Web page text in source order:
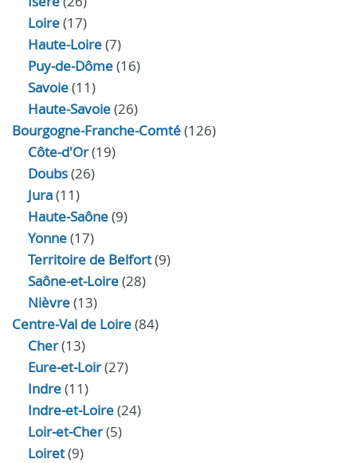
Loire(17)
Haute-Loire(7)
Puy-de-Dôme(16)
Savoie(11)
Haute-Savoie(26)
Bourgogne-Franche-Comté(126)
Côte-d'Or(19)
Doubs(26)
Jura(11)
Haute‑Saône(9)
Yonne(17)
Territoire de Belfort(9)
Saône-et-Loire(28)
Nièvre(13)
Centre-Val de Loire(84)
Cher(13)
Eure‑et‑Loir(27)
Indre(11)
Indre‑et‑Loire(24)
Loir‑et‑Cher(5)
Loiret(9)